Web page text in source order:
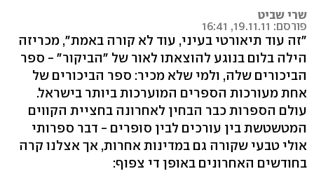
שרי שביט
פורסם: 19.11.11, 16:41
"זה עוד תיאורטי בעיני, עוד לא קורה באמת", מכריזה
הילה בלום בנוגע להוצאתו לאור של "הביקור" - ספר
הביכורים שלה, ולמי שלא מכיר: ספר הביכורים של
אחת מעורכות הספרים המוערכות ביותר בישראל.
עולם הספרות כבר הבחין לאחרונה בחציית הקווים
המטשטשת בין עורכים לבין סופרים - דבר ספרותי
אולי טבעי שקורה גם במדינות אחרות, אך אצלנו קרה
בחודשים האחרונים באופן די צפוף: